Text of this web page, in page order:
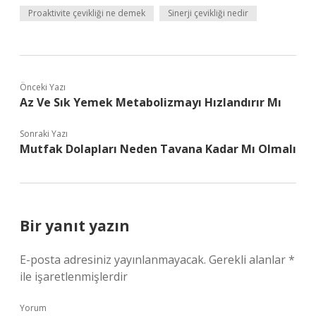
Proaktivite çevikliği ne demek Sinerji çevikliği nedir
Önceki Yazı
Az Ve Sık Yemek Metabolizmayı Hızlandırır Mı
Sonraki Yazı
Mutfak Dolapları Neden Tavana Kadar Mı Olmalı
Bir yanıt yazın
E-posta adresiniz yayınlanmayacak. Gerekli alanlar*
ile işaretlenmişlerdir
Yorum